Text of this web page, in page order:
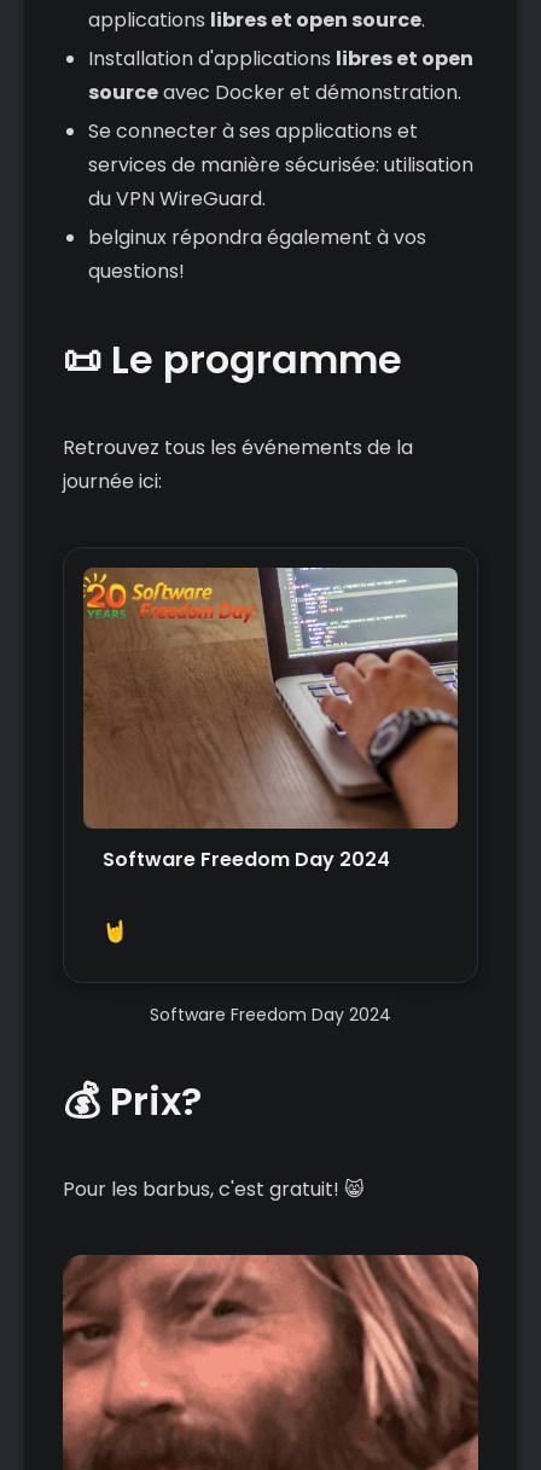
applications libres et open source.
Installation d'applications libres et open
sourceavec Docker et démonstration.
Se connecter à ses applications et
services de manière sécurisée: utilisation
du VPN WireGuard.
belginux répondra également à vos
questions!
📜 Le programme
Retrouvez tous les événements de la
journée ici:
Software Freedom Day 2024
Software Freedom Day 2024
💰 Prix?
Pour les barbus, c'est gratuit! 😸